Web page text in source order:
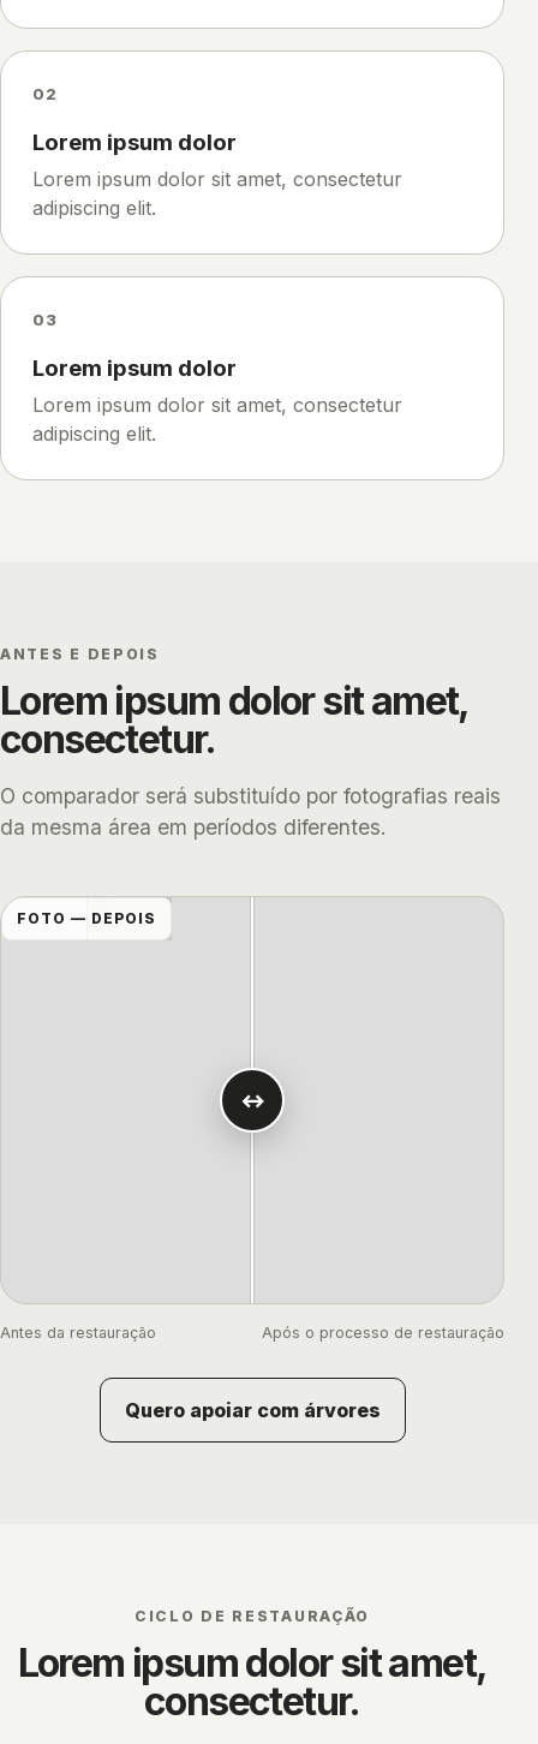
02
Lorem ipsum dolor
Lorem ipsum dolor sit amet, consectetur
adipiscing elit.
03
Lorem ipsum dolor
Lorem ipsum dolor sit amet, consectetur
adipiscing elit.
ANTES E DEPOIS
Lorem ipsum dolor sit amet,
consectetur.
O comparador será substituído por fotografias reais
da mesma área em períodos diferentes.
FOTO — ANTES
FOTO — DEPOIS
↔
Antes da restauração Após o processo de restauração
Quero apoiar com árvores
CICLO DE RESTAURAÇÃO
Lorem ipsum dolor sit amet,
consectetur.